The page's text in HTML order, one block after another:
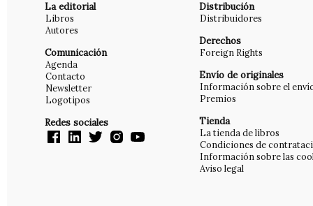
La editorial
Libros
Autores
Comunicación
Agenda
Contacto
Newsletter
Logotipos
Redes sociales
Distribución
Distribuidores
Derechos
Foreign Rights
Envío de originales
Información sobre el
Premios
Tienda
La tienda de libros
Condiciones de
Información sobre las
Aviso legal